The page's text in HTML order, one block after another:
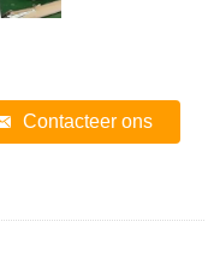
Contacteer ons